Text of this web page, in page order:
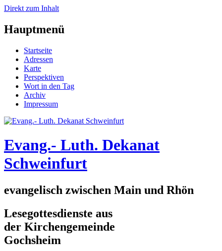
Direkt zum Inhalt
Hauptmenü
Startseite
Adressen
Karte
Perspektiven
Wort in den Tag
Archiv
Impressum
Evang.- Luth. Dekanat
Schweinfurt
evangelisch zwischen Main und Rhön
Lesegottesdienste aus
der Kirchengemeinde
Gochsheim